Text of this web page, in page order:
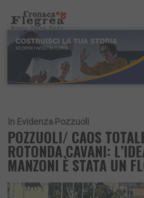
In Evidenza Pozzuoli
POZZUOLI/ CAOS
ROTONDA CAVANI:
MANZONI È STATA UN